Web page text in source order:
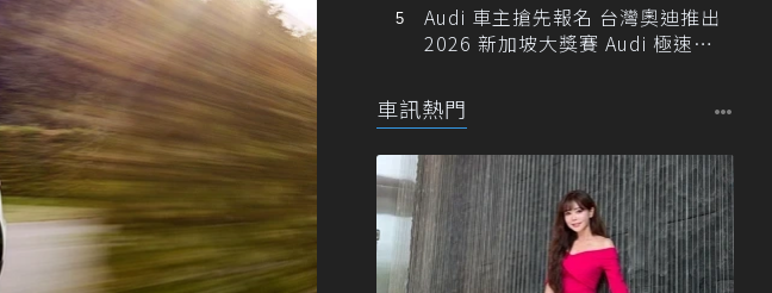
Audi 車主搶先報名 台灣奧迪推出
2026 新加坡大獎賽 Audi 極速之
車訊熱門